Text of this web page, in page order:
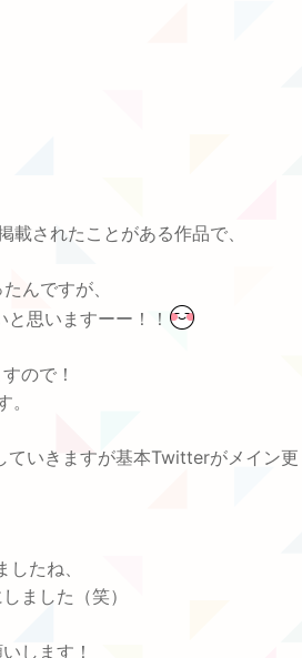
載されたことがある作品で、
んですが、
思いますーー！！
ので！
ていきますが基本Twitterがメイン更
たね、
ました（笑）
します！